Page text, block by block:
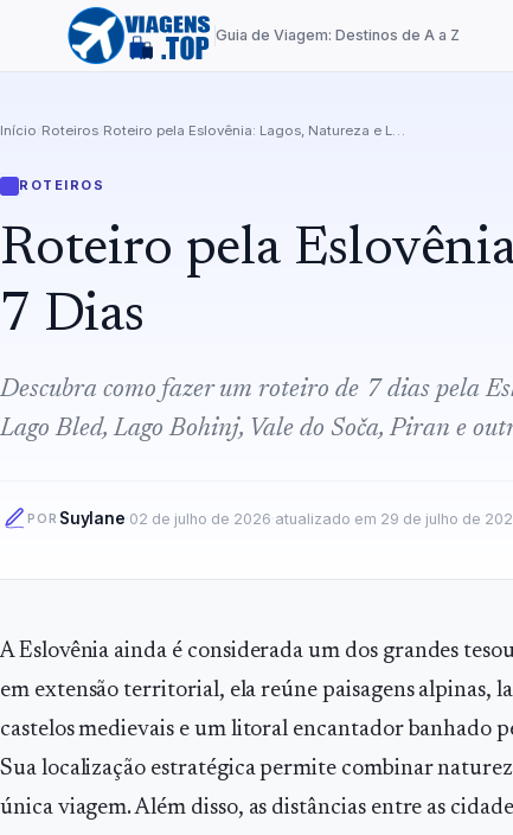
Guia de Viagem: Destinos de A a Z
Início Roteiros Roteiro pela Eslovênia: Lagos, Natureza e Liubliana em 7 Dias
ROTEIROS
Roteiro pela
7 Dias
Descubra como fazer um roteiro de 7 dias pela
Lago Bled, Lago Bohinj, Vale do Soča, Piran e
POR Suylane 02 de julho de 2026 atualizado em 29 de julho de
A Eslovênia ainda é considerada um dos grandes
em extensão territorial, ela reúne paisagens alpinas,
castelos medievais e um litoral encantador banhado
Sua localização estratégica permite combinar
única viagem. Além disso, as distâncias entre as